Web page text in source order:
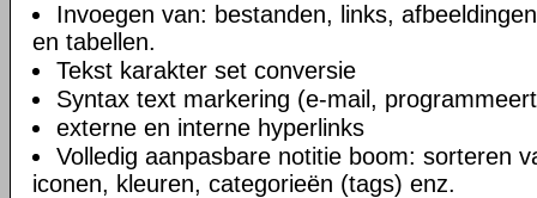
Invoegen van: bestanden, links,
en tabellen.
Tekst karakter set conversie
Syntax text markering (e-mail,
externe en interne hyperlinks
Volledig aanpasbare notitie boom: sorteren
iconen, kleuren, categorieën (tags) enz.